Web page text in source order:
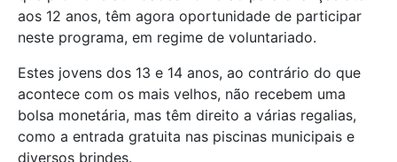
aos 12 anos, têm agora oportunidade de participar
neste programa, em regime de voluntariado.
Estes jovens dos 13 e 14 anos, ao contrário do que
acontece com os mais velhos, não recebem uma
bolsa monetária, mas têm direito a várias regalias,
como a entrada gratuita nas piscinas municipais e
diversos brindes.